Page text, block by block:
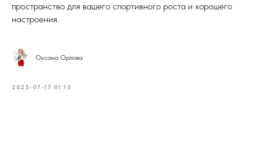
пространство для вашего спортивного роста и хорошего
настроения.
Оксана Орлова
2025-07-17 01:15